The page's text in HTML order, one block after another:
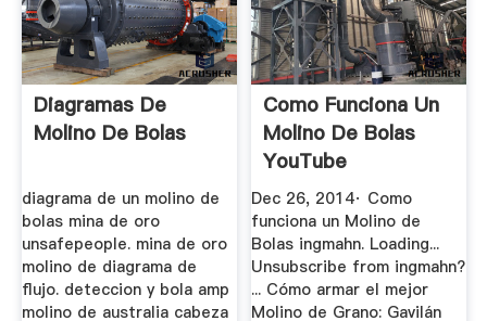
Diagramas De
Molino De Bolas
diagrama de un molino de
bolas mina de oro
unsafepeople. mina de oro
molino de diagrama de
flujo. deteccion y bola amp
molino de australia cabeza
Como Funciona Un
Molino De Bolas
YouTube
Dec 26, 2014· Como
funciona un Molino de
Bolas ingmahn. Loading...
Unsubscribe from ingmahn?
... Cómo armar el mejor
Molino de Grano: Gavilán